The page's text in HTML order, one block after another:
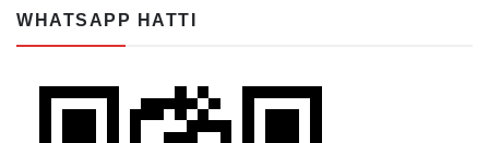
WHATSAPP HATTI